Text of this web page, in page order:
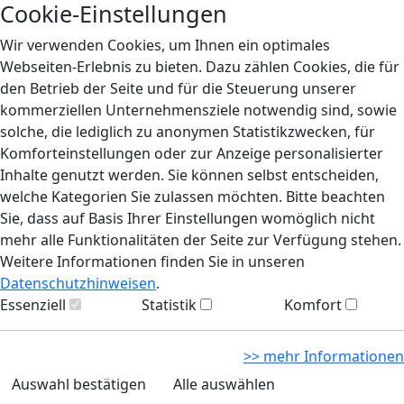
Cookie-Einstellungen
Wir verwenden Cookies, um Ihnen ein optimales
Webseiten-Erlebnis zu bieten. Dazu zählen Cookies, die für
den Betrieb der Seite und für die Steuerung unserer
kommerziellen Unternehmensziele notwendig sind, sowie
solche, die lediglich zu anonymen Statistikzwecken, für
Komforteinstellungen oder zur Anzeige personalisierter
Inhalte genutzt werden. Sie können selbst entscheiden,
welche Kategorien Sie zulassen möchten. Bitte beachten
Sie, dass auf Basis Ihrer Einstellungen womöglich nicht
mehr alle Funktionalitäten der Seite zur Verfügung stehen.
Weitere Informationen finden Sie in unseren
Datenschutzhinweisen.
Essenziell
Statistik Komfort
>> mehr Informationen
Auswahl bestätigen
Alle auswählen